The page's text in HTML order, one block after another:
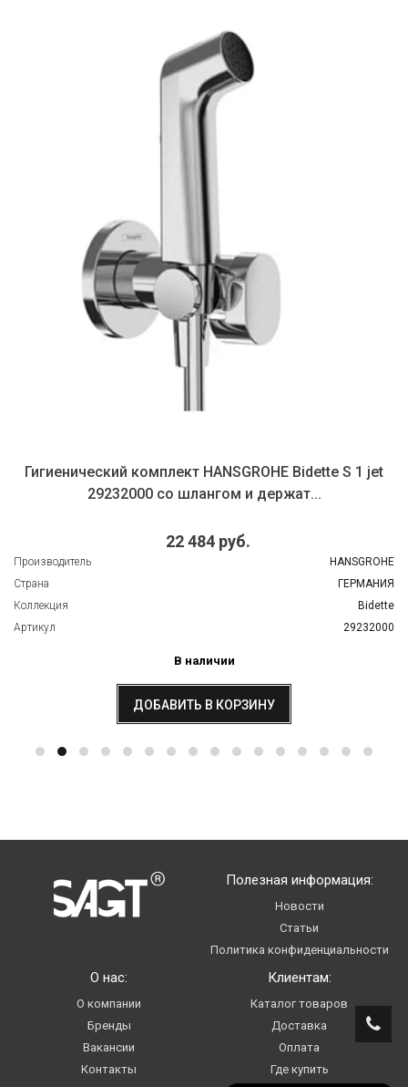
Гигиенический комплект HANSGROHE Bidette S 1 jet
29232000 со шлангом и держат...
22 484 руб.
Производитель
HANSGROHE
Страна
ГЕРМАНИЯ
Коллекция
Bidette
Артикул
29232000
В наличии
ДОБАВИТЬ В КОРЗИНУ
О нас:
О компании
Бренды
Вакансии
Контакты
Клиентам:
Каталог товаров
Доставка
Оплата
Где купить
Полезная информация:
Новости
Статьи
Политика конфиденциальности